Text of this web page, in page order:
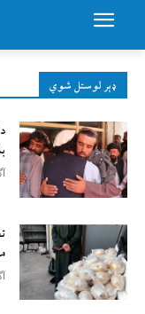
ډېر لوستل شوي